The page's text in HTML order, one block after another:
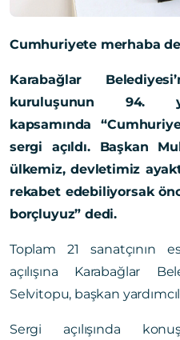
Cumhuriyete merhaba
Karabağlar
kuruluşunun 94.
kapsamında
sergi açıldı. Başkan
ülkemiz, devletimiz
rekabet edebiliyorsak
borçluyuz” dedi.
Toplam 21 sanatçının
açılışına Karabağlar
Selvitopu, başkan
Sergi açılışında